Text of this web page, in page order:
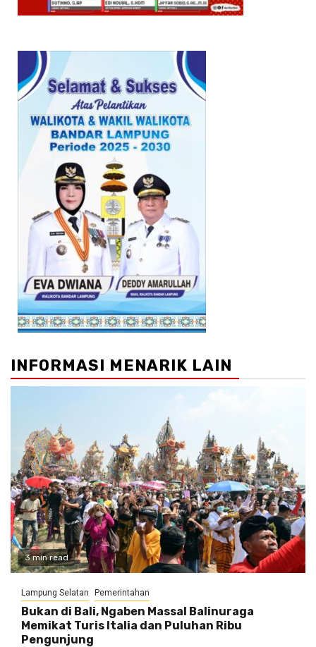
INFORMASI MENARIK LAIN
3 min read
Lampung Selatan Pemerintahan
Bukan di Bali, Ngaben Massal Balinuraga
Memikat Turis Italia dan Puluhan Ribu
Pengunjung